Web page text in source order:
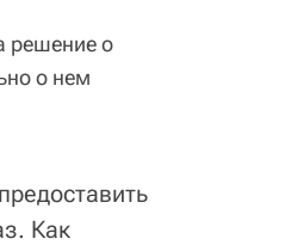
решение о
о нем
Как